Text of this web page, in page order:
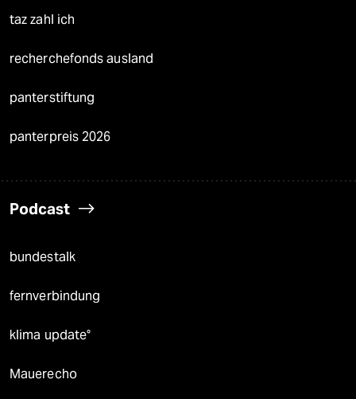
taz zahl ich
recherchefonds ausland
panterstiftung
panterpreis 2026
Podcast
bundestalk
fernverbindung
klima update°
Mauerecho